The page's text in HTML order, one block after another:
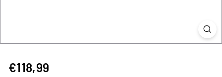
Precio
€118,99